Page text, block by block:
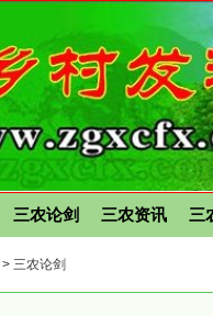
三农论剑 三农资讯 三
> 三农论剑